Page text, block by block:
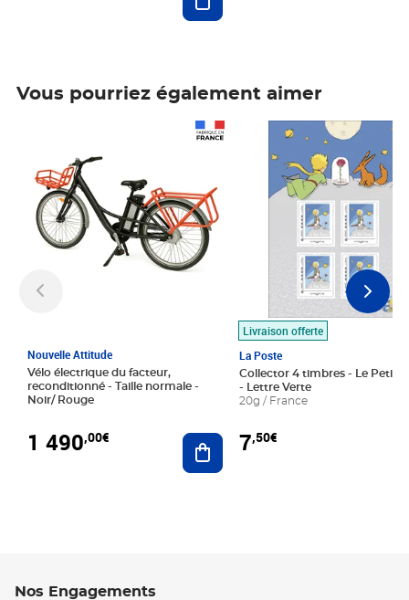
Vous pourriez également aimer
Nouvelle Attitude
Vélo électrique du facteur,
reconditionné - Taille normale -
Noir/ Rouge
1 490,00€ Ajouter au panier
Livraison offerte
La Poste
Collector 4 timbres - Le Petit
- Lettre Verte
20g / France
7,50€
Prix 7,50€
Nos Engagements